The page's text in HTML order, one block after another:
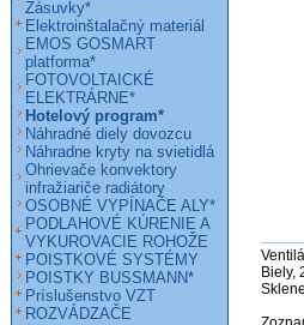
Biely,
Zásuvky*
Elektroinštalačný materiál
EMOS GOSMART
platforma*
FOTOVOLTAICKÉ
ELEKTRÁRNE*
Hotelový program*
Náhradné diely dovozcu
Náhradne kryty na svietidlá
Ohrievače konvektory
infražiariče radiátory
OSOBNÉ VYPÍNAČE ALY*
PODLAHOVÉ KÚRENIE A
VYKUROVACIE ROHOŽE
POISTKOVÉ SYSTÉMY
POISTKY BUSSMANN*
Príslušenstvo VZT
ROZVÁDZAČE